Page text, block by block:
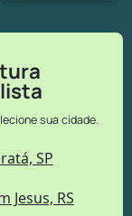
sua cidade.
SP
Jesus, RS